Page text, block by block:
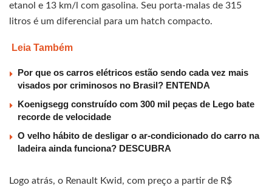
etanol e 13 km/l com gasolina. Seu porta-malas de 315
litros é um diferencial para um hatch compacto.
Leia Também
Por que os carros elétricos estão sendo cada vez mais
visados por criminosos no Brasil? ENTENDA
Koenigsegg construído com 300 mil peças de Lego bate
recorde de velocidade
O velho hábito de desligar o ar-condicionado do carro na
ladeira ainda funciona? DESCUBRA
Logo atrás, o Renault Kwid, com preço a partir de R$